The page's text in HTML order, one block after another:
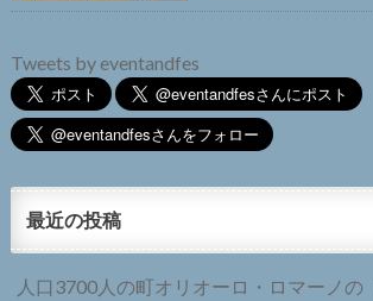
Tweets by eventandfes
最近の投稿
人口3700人の町オリオーロ・ロマーノの